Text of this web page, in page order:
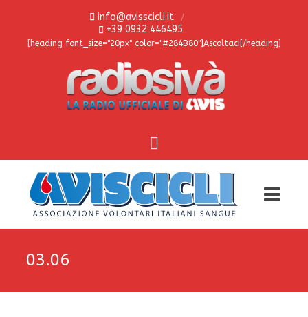
info@avisscicli.it
+39 0932 446495
[heading font_size="20px" color="#284B80"]Ascoltaci[/heading]
03.06